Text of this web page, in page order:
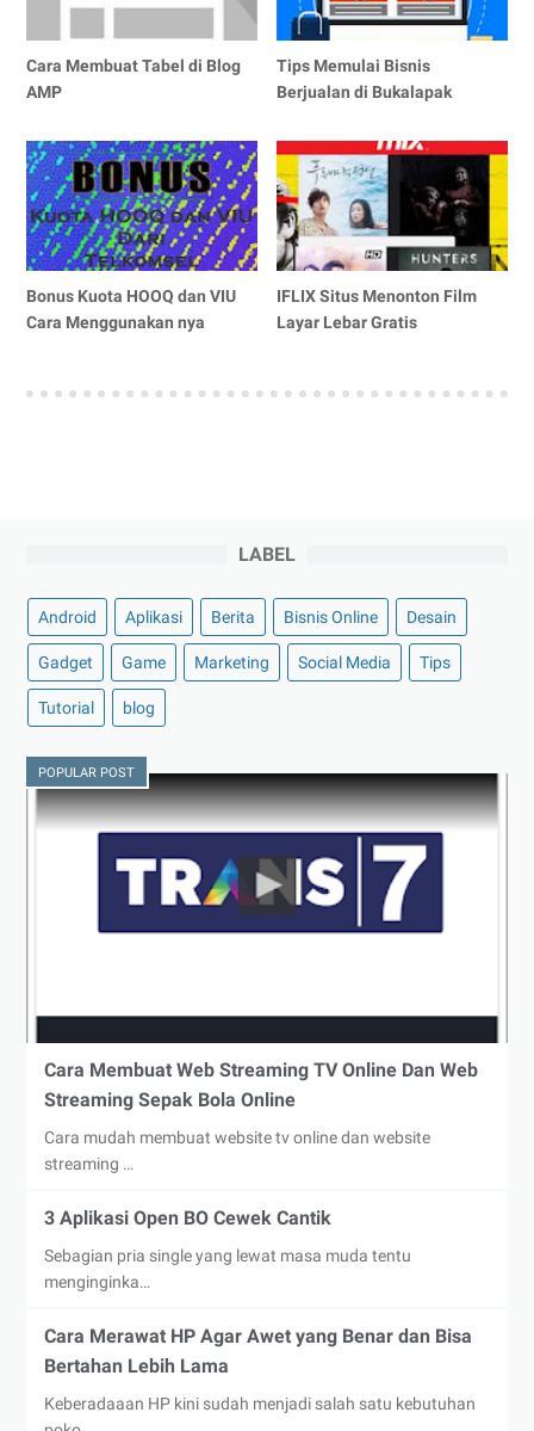
Cara Membuat Tabel di Blog
AMP
Tips Memulai Bisnis
Berjualan di Bukalapak
Bonus Kuota HOOQ dan VIU
Cara Menggunakan nya
IFLIX Situs Menonton Film
Layar Lebar Gratis
LABEL
Android Aplikasi Berita Bisnis Online Desain
Gadget Game Marketing Social Media Tips
Tutorial blog
POPULAR POST
Cara Membuat Web Streaming TV Online Dan Web
Streaming Sepak Bola Online
Cara mudah membuat website tv online dan website
streaming …
3 Aplikasi Open BO Cewek Cantik
Sebagian pria single yang lewat masa muda tentu
menginginka…
Cara Merawat HP Agar Awet yang Benar dan Bisa
Bertahan Lebih Lama
Keberadaaan HP kini sudah menjadi salah satu kebutuhan